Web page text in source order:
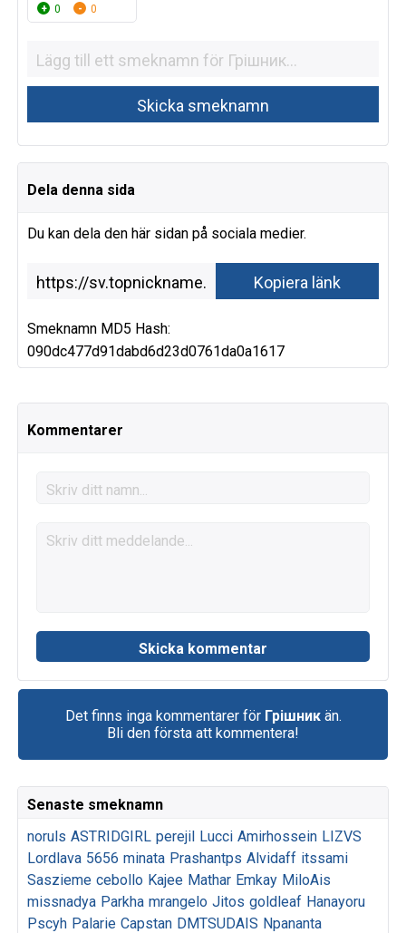
0 0
Dela denna sida
Du kan dela den här sidan på sociala medier.
Smeknamn MD5 Hash:
090dc477d91dabd6d23d0761da0a1617
Kommentarer
Det finns inga kommentarer för Грішникän.
Bli den första att kommentera!
Senaste smeknamn
noruls ASTRIDGIRL perejil Lucci Amirhossein LIZVS
Lordlava 5656 minata Prashantps Alvidaff itssami
Saszieme cebollo Kajee Mathar Emkay MiloAis
missnadya Parkha mrangelo Jitos goldleaf Hanayoru
Pscyh Palarie Capstan DMTSUDAIS Npananta